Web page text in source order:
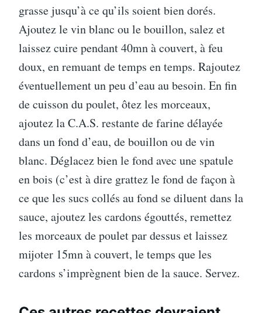
grasse jusqu’à ce qu’ils soient bien dorés.
Ajoutez le vin blanc ou le bouillon, salez et
laissez cuire pendant 40mn à couvert, à feu
doux, en remuant de temps en temps. Rajoutez
éventuellement un peu d’eau au besoin. En fin
de cuisson du poulet, ôtez les morceaux,
ajoutez la C.A.S. restante de farine délayée
dans un fond d’eau, de bouillon ou de vin
blanc. Déglacez bien le fond avec une spatule
en bois (c’est à dire grattez le fond de façon à
ce que les sucs collés au fond se diluent dans la
sauce, ajoutez les cardons égouttés, remettez
les morceaux de poulet par dessus et laissez
mijoter 15mn à couvert, le temps que les
cardons s’imprègnent bien de la sauce. Servez.